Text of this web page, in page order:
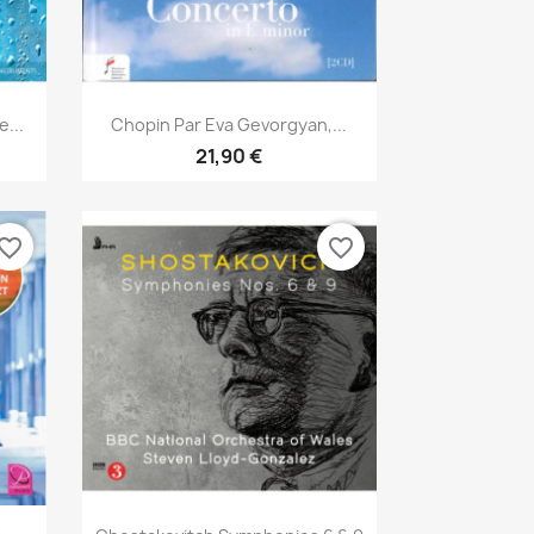
Aperçu rapide
Chopin Par Eva Gevorgyan,...
21,90 €
favorite_border